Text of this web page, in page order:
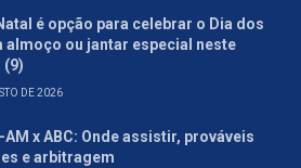
é opção para celebrar o Dia dos
almoço ou jantar especial neste
(9)
DE 2026
AM x ABC: Onde assistir, prováveis
e arbitragem